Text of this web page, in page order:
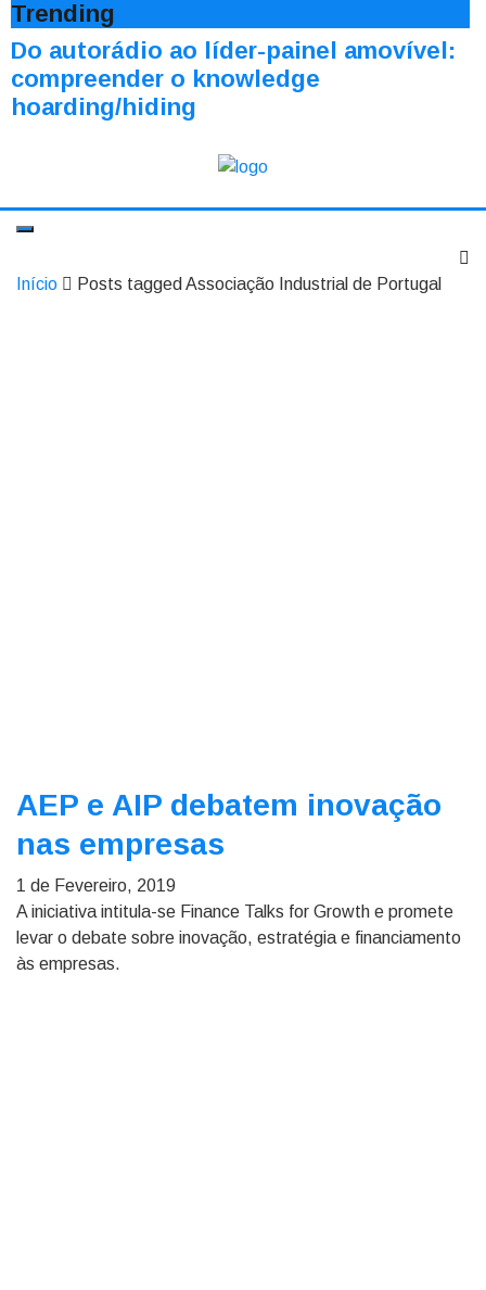
Trending
Do autorádio ao líder-painel amovível:
compreender o knowledge
hoarding/hiding
Início Posts tagged Associação Industrial de Portugal
AEP e AIP debatem inovação
nas empresas
1 de Fevereiro, 2019
A iniciativa intitula-se Finance Talks for Growth e promete
levar o debate sobre inovação, estratégia e financiamento
às empresas.